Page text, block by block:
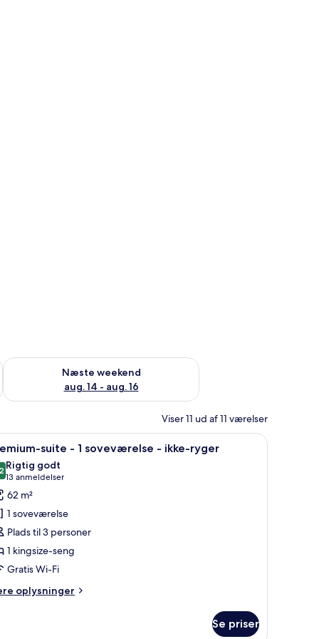
aug. 7 - aug. 9
Næste weekend
aug. 14 - aug. 16
Tjek tilgængelighed for næste weekend aug. 14 - aug. 16
Viser 11 ud af 11 værelser
et skrivebord med stol, en sofa, et fjernsyn og et stort vindue med
Et hotelværelse med en stor seng, et
3 suite - 1 soveværelse - ikke-ryger
ud af 10
Rigtig godt
13 anmeldelser
(13
anmeldelser)
62 m²
1 soveværelse
Plads til 3 personer
1 kingsize-seng
Gratis Wi-Fi
oplysninger
Se priser